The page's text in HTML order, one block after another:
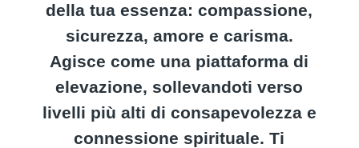
della tua essenza: compassione,
sicurezza, amore e carisma.
Agisce come una piattaforma di
elevazione, sollevandoti verso
livelli più alti di consapevolezza e
connessione spirituale. Ti